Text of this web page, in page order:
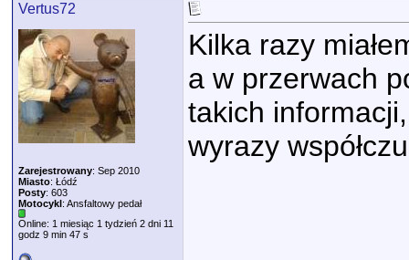
Vertus72
Zarejestrowany: Sep 2010
Miasto: Łódź
Posty: 603
Motocykl: Ansfaltowy pedał
Online: 1 miesiąc 1 tydzień 2 dni 11
godz 9 min 47 s
Kilka razy
a w przerwach
takich
wyrazy